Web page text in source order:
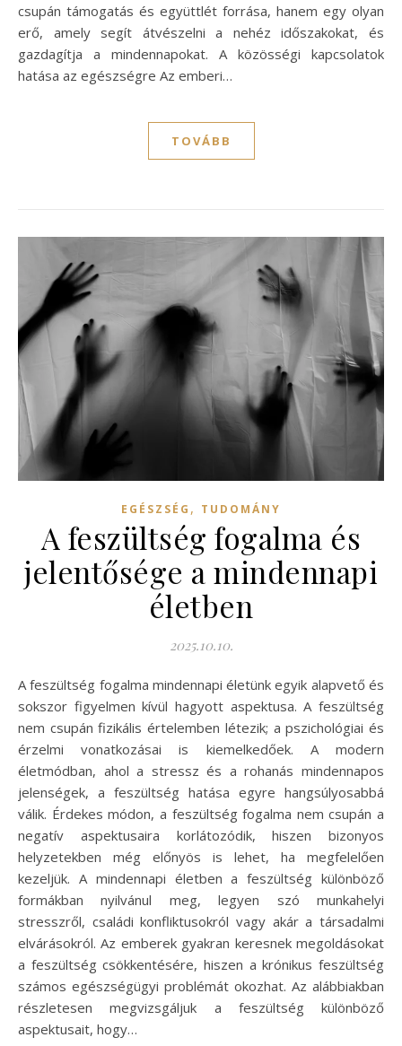
csupán támogatás és együttlét forrása, hanem egy olyan
erő, amely segít átvészelni a nehéz időszakokat, és
gazdagítja a mindennapokat. A közösségi kapcsolatok
hatása az egészségre Az emberi…
TOVÁBB
EGÉSZSÉG , TUDOMÁNY
A feszültség fogalma és
jelentősége a mindennapi
életben
2025.10.10.
A feszültség fogalma mindennapi életünk egyik alapvető és
sokszor figyelmen kívül hagyott aspektusa. A feszültség
nem csupán fizikális értelemben létezik; a pszichológiai és
érzelmi vonatkozásai is kiemelkedőek. A modern
életmódban, ahol a stressz és a rohanás mindennapos
jelenségek, a feszültség hatása egyre hangsúlyosabbá
válik. Érdekes módon, a feszültség fogalma nem csupán a
negatív aspektusaira korlátozódik, hiszen bizonyos
helyzetekben még előnyös is lehet, ha megfelelően
kezeljük. A mindennapi életben a feszültség különböző
formákban nyilvánul meg, legyen szó munkahelyi
stresszről, családi konfliktusokról vagy akár a társadalmi
elvárásokról. Az emberek gyakran keresnek megoldásokat
a feszültség csökkentésére, hiszen a krónikus feszültség
számos egészségügyi problémát okozhat. Az alábbiakban
részletesen megvizsgáljuk a feszültség különböző
aspektusait, hogy…